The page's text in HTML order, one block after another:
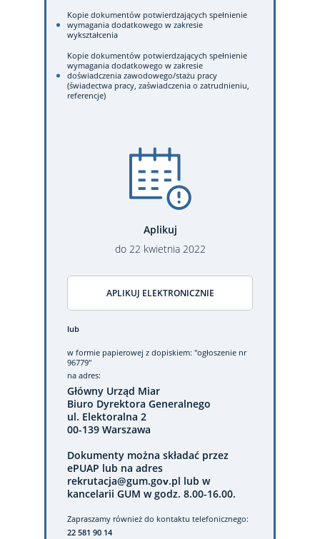
Kopie dokumentów potwierdzających spełnienie
wymagania dodatkowego w zakresie
wykształcenia
Kopie dokumentów potwierdzających spełnienie
wymagania dodatkowego w zakresie
doświadczenia zawodowego/stażu pracy
(świadectwa pracy, zaświadczenia o zatrudnieniu,
referencje)
Aplikuj
do 22 kwietnia 2022
APLIKUJ ELEKTRONICZNIE
lub
w formie papierowej z dopiskiem: "ogłoszenie nr
96779"
na adres:
Główny Urząd Miar
Biuro Dyrektora Generalnego
ul. Elektoralna 2
00-139 Warszawa
Dokumenty można składać przez
ePUAP lub na adres
rekrutacja@gum.gov.pl lub w
kancelarii GUM w godz. 8.00-16.00.
Zapraszamy również do kontaktu telefonicznego:
22 581 90 14